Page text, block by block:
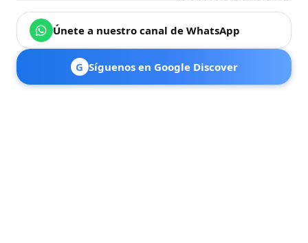
Únete a nuestro canal de WhatsApp
G Síguenos en Google Discover